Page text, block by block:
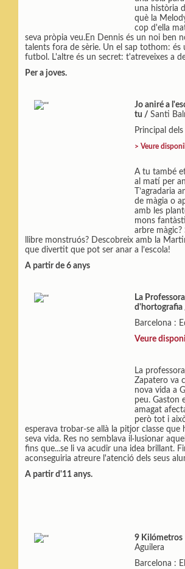
una història
què la
cop d'ella
seva pròpia veu.En Dennis és un noi ben
talents fora de sèrie. Un el sap tothom: és
futbol. L'altre és un secret: t'atreveixes a
Per a joves.
Jo aniré a
tu / Santi
Principal
> Veure
A tu també
al matí per
T’agradaria
de màgia o
amb les
mons
arbre màgic?
llibre monstruós? Descobreix amb la
que divertit que pot ser anar a l’escola!
A partir de 6 anys
La
d'hortografia
Barcelona :
Veure
La
Zapatero va
nova vida a
peu. Gaston
amagat
però tot i
esperava trobar-se allà la pitjor classe que
seva vida. Res no semblava il·lusionar
fins que...se li va acudir una idea brillant.
aconseguiria atreure l'atenció dels seus
A partir d'11 anys.
9 Kilómetros
Aguilera
Barcelona :